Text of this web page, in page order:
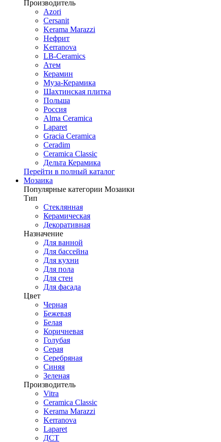
Производитель
Azori
Cersanit
Kerama Marazzi
Нефрит
Kerranova
LB-Ceramics
Атем
Керамин
Муза-Керамика
Шахтинская плитка
Польша
Россия
Alma Ceramica
Laparet
Gracia Ceramica
Ceradim
Ceramica Classic
Дельта Керамика
Перейти в полный каталог
Мозаика
Популярные категории Мозаики
Тип
Стеклянная
Керамическая
Декоративная
Назначение
Для ванной
Для бассейна
Для кухни
Для пола
Для стен
Для фасада
Цвет
Черная
Бежевая
Белая
Коричневая
Голубая
Серая
Серебряная
Синяя
Зеленая
Производитель
Vitra
Ceramica Classic
Kerama Marazzi
Kerranova
Laparet
ДСТ